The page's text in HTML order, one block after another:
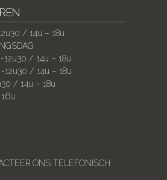
/ 14u – 18u
12u30 / 14u – 18u
12u30 / 14u – 18u
/ 14u – 18u
ONS TELEFONISCH